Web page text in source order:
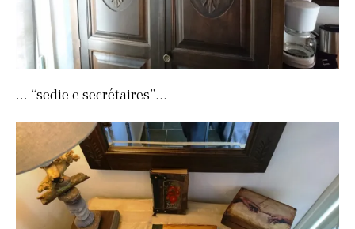
… “sedie e secrétaires”…